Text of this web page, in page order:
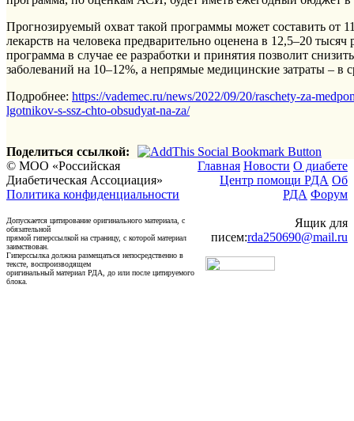
Прогнозируемый охват такой программы может составить от
лекарств на человека предварительно оценена в 12,5–20
программа в случае ее разработки и принятия позволит
заболеваний на 10–12%, а непрямые медицинские затраты –
Подробнее: https://vademec.ru/news/2022/09/20/raschety-za-
lgotnikov-s-ssz-chto-obsudyat-na-za/
Поделиться ссылкой:
© МОО «Российская
Диабетическая Ассоциация»
Политика конфиденциальности
Допускается цитирование оригинального материала, с
обязательной
прямой гиперссылкой на страницу, с которой материал
заимствован.
Гиперссылка должна размещаться непосредственно в
тексте, воспроизводящем
оригинальный материал РДА, до или после цитируемого
блока.
Главная Новости О диабете
Центр помощи РДА Об
РДА Форум
Ящик для
писем:rda250690@mail.ru